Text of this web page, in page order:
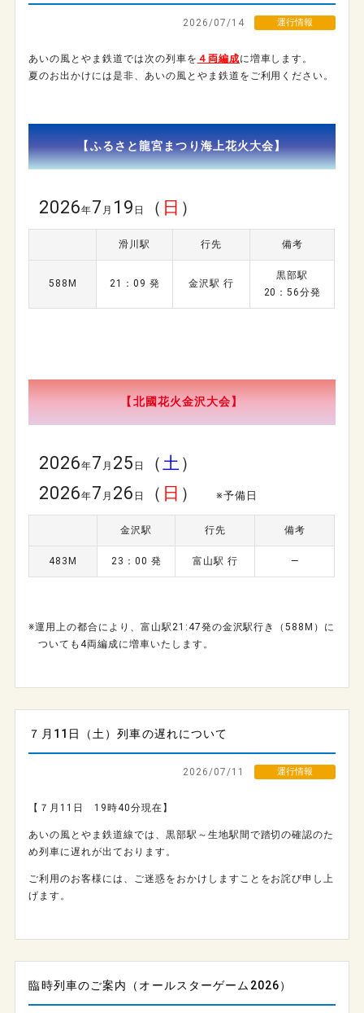
2026/07/14 運行情報
あいの風とやま鉄道では次の列車を ４両編成に増車します。
夏のお出かけには是非、あいの風とやま鉄道をご利用ください。
【ふるさと龍宮まつり海上花火大会】
2026年7 月 19 日 （ 日 ）
滑川駅 行先 備考
588M 21：09 発 金沢駅 行
黒部駅
20：56分発
【北國花火金沢大会】
2026年7 月 25 日 （土 ）
2026年7 月 26 日 （ 日 ） ※予備日
金沢駅 行先 備考
483M 23：00 発 富山駅 行 ―
※運用上の都合により、富山駅21:47発の金沢駅行き（588M）に
ついても4両編成に増車いたします。
７月11日（土）列車の遅れについて
2026/07/11 運行情報
【７月11日 19時40分現在】
あいの風とやま鉄道線では、黒部駅～生地駅間で踏切の確認のた
め列車に遅れが出ております。
ご利用のお客様には、ご迷惑をおかけしますことをお詫び申し上
げます。
臨時列車のご案内（オールスターゲーム2026）